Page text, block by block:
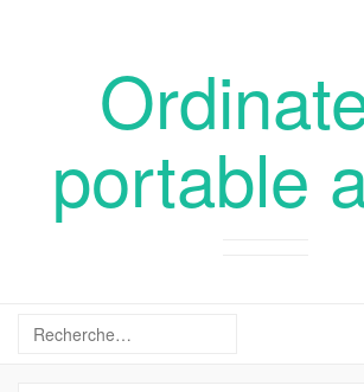
portable